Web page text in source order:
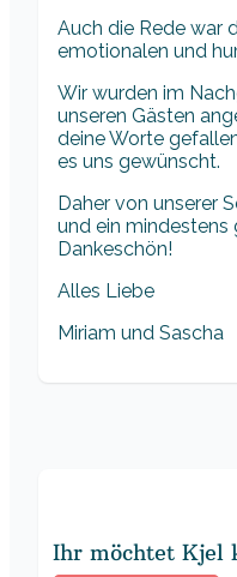
Auch die Rede war
emotionalen und
Wir wurden im
unseren Gästen
deine Worte
es uns gewünscht.
Daher von unserer
und ein mindestens
Dankeschön!
Alles Liebe
Miriam und Sascha
Ihr möchtet Kjel